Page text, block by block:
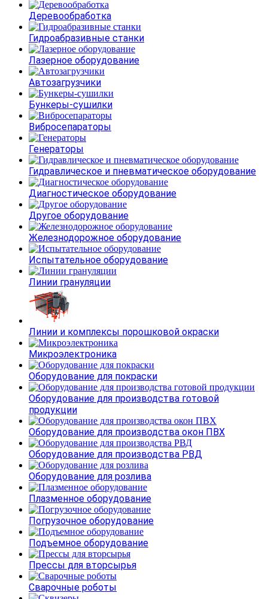
Деревообработка
Гидроабразивные станки
Лазерное оборудование
Автозагрузчики
Бункеры-сушилки
Вибросепараторы
Генераторы
Гидравлическое и пневматическое оборудование
Диагностическое оборудование
Другое оборудование
Железнодорожное оборудование
Испытательное оборудование
Линии грануляции
Линии и комплексы порошковой окраски
Микроэлектроника
Оборудование для покраски
Оборудование для производства готовой
продукции
Оборудование для производства окон ПВХ
Оборудование для производства РВД
Оборудование для розлива
Плазменное оборудование
Погрузочное оборудование
Подъемное оборудование
Прессы для вторсырья
Сварочные роботы